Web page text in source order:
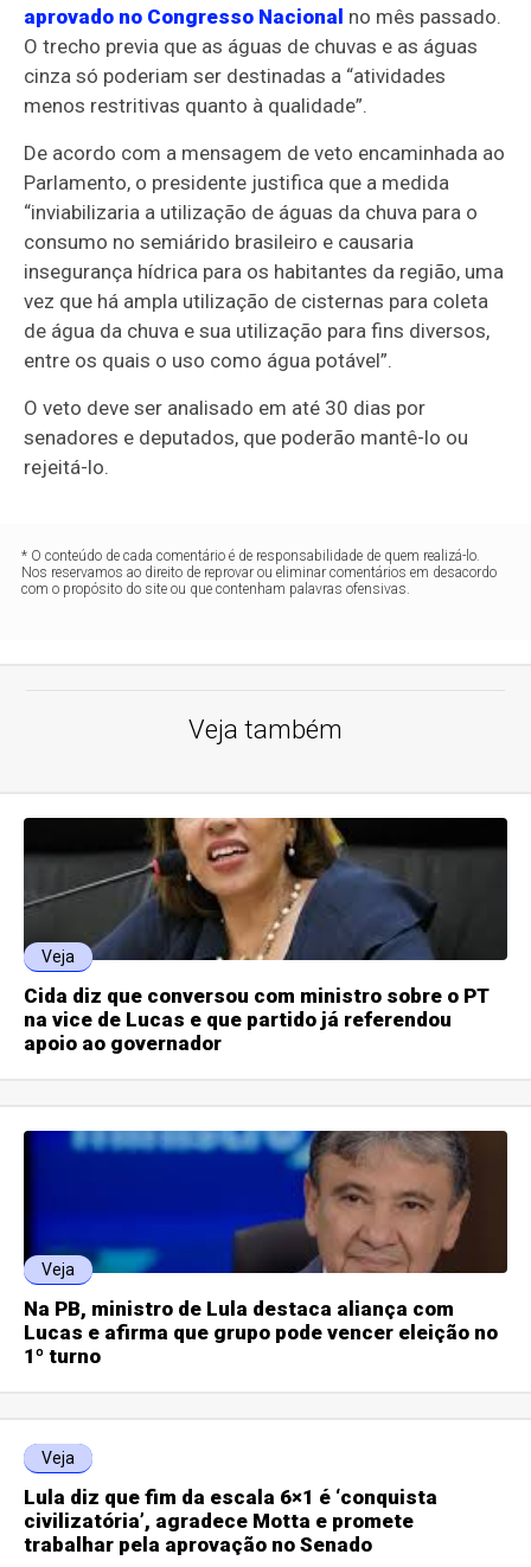
aprovado no Congresso Nacional no mês passado.
O trecho previa que as águas de chuvas e as águas
cinza só poderiam ser destinadas a “atividades
menos restritivas quanto à qualidade”.
De acordo com a mensagem de veto encaminhada ao
Parlamento, o presidente justifica que a medida
“inviabilizaria a utilização de águas da chuva para o
consumo no semiárido brasileiro e causaria
insegurança hídrica para os habitantes da região, uma
vez que há ampla utilização de cisternas para coleta
de água da chuva e sua utilização para fins diversos,
entre os quais o uso como água potável”.
O veto deve ser analisado em até 30 dias por
senadores e deputados, que poderão mantê-lo ou
rejeitá-lo.
* O conteúdo de cada comentário é de responsabilidade de quem realizá-lo.
Nos reservamos ao direito de reprovar ou eliminar comentários em desacordo
com o propósito do site ou que contenham palavras ofensivas.
Veja também
Veja
Cida diz que conversou com ministro sobre o PT
na vice de Lucas e que partido já referendou
apoio ao governador
Veja
Na PB, ministro de Lula destaca aliança com
Lucas e afirma que grupo pode vencer eleição no
1º turno
Veja
Lula diz que fim da escala 6×1 é ‘conquista
civilizatória’, agradece Motta e promete
trabalhar pela aprovação no Senado